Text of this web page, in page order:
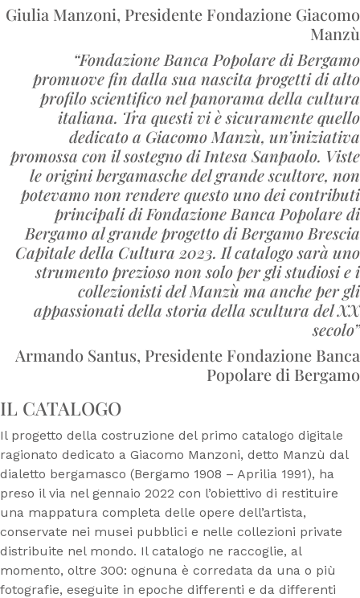
Giulia Manzoni, Presidente Fondazione Giacomo
Manzù
“Fondazione Banca Popolare di Bergamo
promuove fin dalla sua nascita progetti di alto
profilo scientifico nel panorama della cultura
italiana. Tra questi vi è sicuramente quello
dedicato a Giacomo Manzù, un’iniziativa
promossa con il sostegno di Intesa Sanpaolo. Viste
le origini bergamasche del grande scultore, non
potevamo non rendere questo uno dei contributi
principali di Fondazione Banca Popolare di
Bergamo al grande progetto di Bergamo Brescia
Capitale della Cultura 2023. Il catalogo sarà uno
strumento prezioso non solo per gli studiosi e i
collezionisti del Manzù ma anche per gli
appassionati della storia della scultura del XX
secolo”
Armando Santus, Presidente Fondazione Banca
Popolare di Bergamo
IL CATALOGO
Il progetto della costruzione del primo catalogo digitale
ragionato dedicato a Giacomo Manzoni, detto Manzù dal
dialetto bergamasco (Bergamo 1908 – Aprilia 1991), ha
preso il via nel gennaio 2022 con l’obiettivo di restituire
una mappatura completa delle opere dell’artista,
conservate nei musei pubblici e nelle collezioni private
distribuite nel mondo. Il catalogo ne raccoglie, al
momento, oltre 300: ognuna è corredata da una o più
fotografie, eseguite in epoche differenti e da differenti